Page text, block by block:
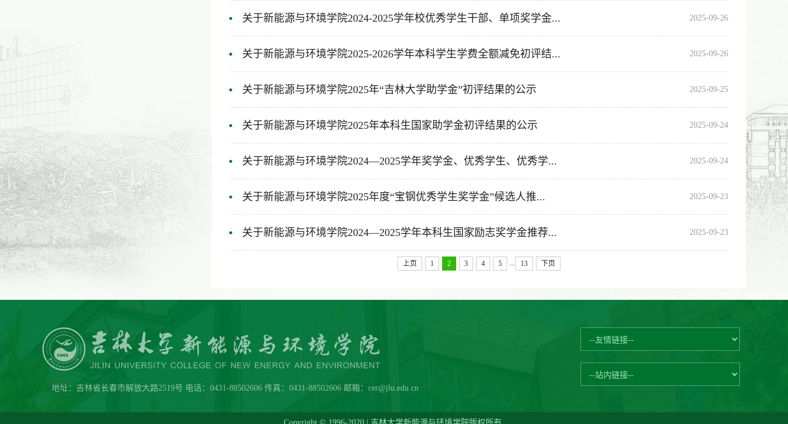
关于新能源与环境学院2024-2025学年校优秀学生干部、单项奖学金... 2025-09-26
关于新能源与环境学院2025-2026学年本科学生学费全额减免初评结... 2025-09-26
关于新能源与环境学院2025年“吉林大学助学金”初评结果的公示 2025-09-25
关于新能源与环境学院2025年本科生国家助学金初评结果的公示 2025-09-24
关于新能源与环境学院2024—2025学年奖学金、优秀学生、优秀学... 2025-09-24
关于新能源与环境学院2025年度“宝钢优秀学生奖学金”候选人推... 2025-09-23
关于新能源与环境学院2024—2025学年本科生国家励志奖学金推荐... 2025-09-23
上页 1 2 3 4 5 13 下页
地址：吉林省长春市解放大路2519号 电话：0431-88502606 传真：0431-88502606 邮箱：cer@jlu.edu.cn